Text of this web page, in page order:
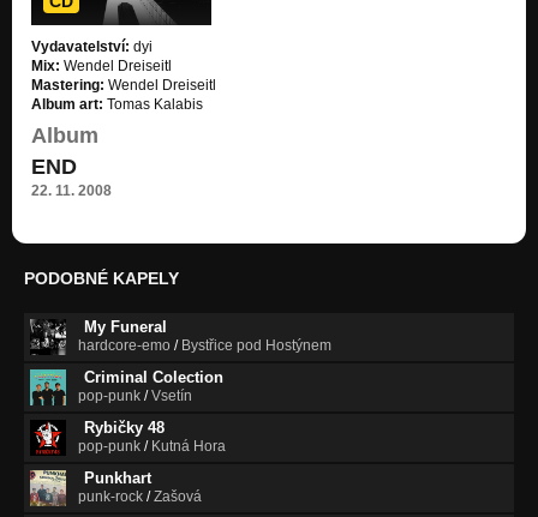
Vydavatelství: dyi
Mix: Wendel Dreiseitl
Mastering: Wendel Dreiseitl
Album art: Tomas Kalabis
Album
END
22. 11. 2008
PODOBNÉ KAPELY
My Funeral
hardcore-emo / Bystřice pod Hostýnem
Criminal Colection
pop-punk /Vsetín
Rybičky 48
pop-punk / Kutná Hora
Punkhart
punk-rock /Zašová